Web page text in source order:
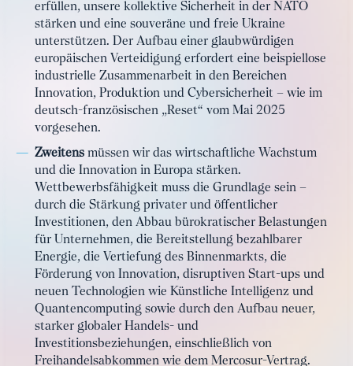
erfüllen, unsere kollektive Sicherheit in der NATO
stärken und eine souveräne und freie Ukraine
unterstützen. Der Aufbau einer glaubwürdigen
europäischen Verteidigung erfordert eine beispiellose
industrielle Zusammenarbeit in den Bereichen
Innovation, Produktion und Cybersicherheit – wie im
deutsch-französischen „Reset“ vom Mai 2025
vorgesehen.
Zweitens müssen wir das wirtschaftliche Wachstum
und die Innovation in Europa stärken.
Wettbewerbsfähigkeit muss die Grundlage sein –
durch die Stärkung privater und öffentlicher
Investitionen, den Abbau bürokratischer Belastungen
für Unternehmen, die Bereitstellung bezahlbarer
Energie, die Vertiefung des Binnenmarkts, die
Förderung von Innovation, disruptiven Start-ups und
neuen Technologien wie Künstliche Intelligenz und
Quantencomputing sowie durch den Aufbau neuer,
starker globaler Handels- und
Investitionsbeziehungen, einschließlich von
Freihandelsabkommen wie dem Mercosur-Vertrag.